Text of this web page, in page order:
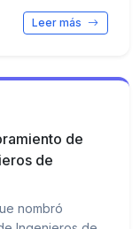
Leer más
de
de
nombró